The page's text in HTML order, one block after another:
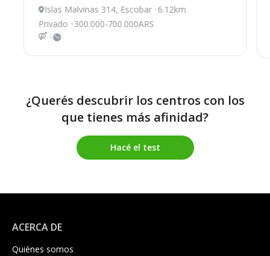
Islas Malvinas 314, Escobar 6.12km
Privado 300.000-700.000ARS
¿Querés descubrir los centros con los
que tienes más afinidad?
Hacé el test
ACERCA DE
Quiénes somos